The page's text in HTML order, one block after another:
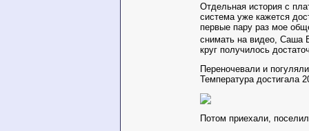
Отдельная история с
система уже кажется
первые пару раз мое
снимать на видео, Саша
круг получилось
Переночевали и
Температура достигала
Потом приехали,